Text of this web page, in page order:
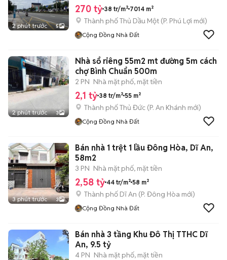
2 phút trước 5
270 tỷ 38 tr/m² 7014 m²
Thành phố Thủ Dầu Một (P. Phú Lợi mới)
Cộng Đồng Nhà Đất
2 phút trước 3
Nhà sổ riêng 55m2 mt đường 5m cách
chợ Bình Chuẩn 500m
2 PN Nhà mặt phố, mặt tiền
2,1 tỷ 38 tr/m² 55 m²
Thành phố Thủ Đức (P. An Khánh mới)
Cộng Đồng Nhà Đất
3 phút trước 3
Bán nhà 1 trệt 1 lầu Đông Hòa, Dĩ An,
58m2
3 PN Nhà mặt phố, mặt tiền
2,58 tỷ 44 tr/m² 58 m²
Thành phố Dĩ An (P. Đông Hòa mới)
Cộng Đồng Nhà Đất
Bán nhà 3 tầng Khu Đô Thị TTHC Dĩ
An, 9.5 tỷ
4 PN Nhà mặt phố, mặt tiền